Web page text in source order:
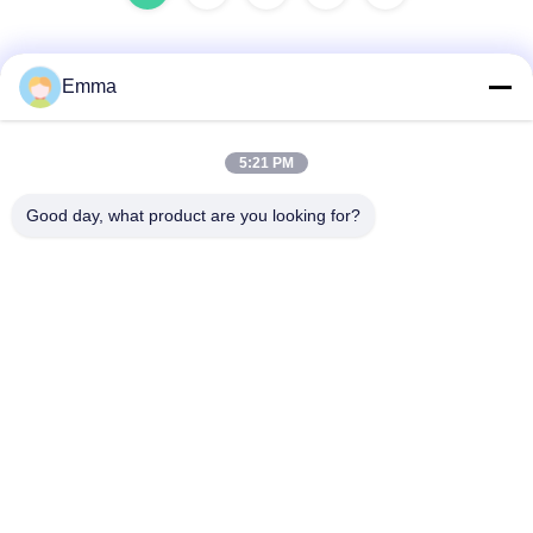
Snel contact
No. 280 WanXing Road, Longhu Avenue, Industrial East
Emma
5:21 PM
Good day, what product are you looking for?